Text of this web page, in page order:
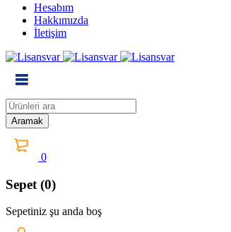
Hesabım
Hakkımızda
İletişim
0
Sepet (0)
Sepetiniz şu anda boş